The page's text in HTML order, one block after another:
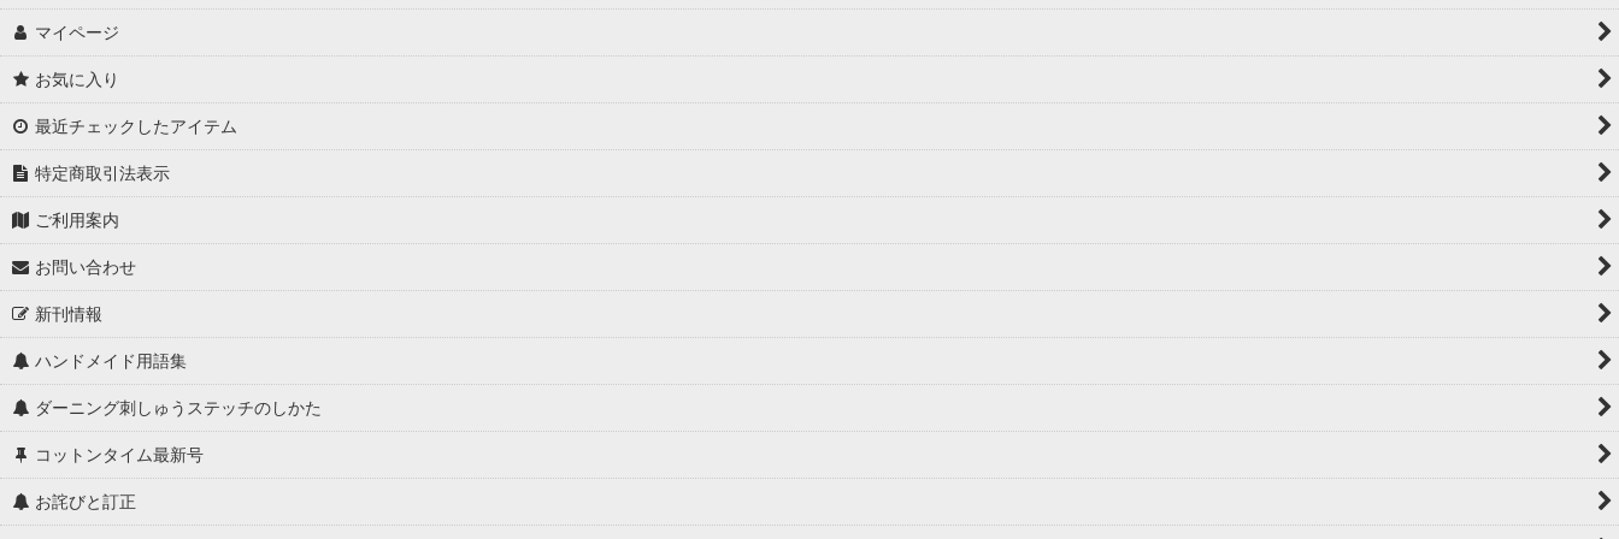
マイページ
お気に入り
最近チェックしたアイテム
特定商取引法表示
ご利用案内
お問い合わせ
新刊情報
ハンドメイド用語集
ダーニング刺しゅうステッチのしかた
コットンタイム最新号
お詫びと訂正